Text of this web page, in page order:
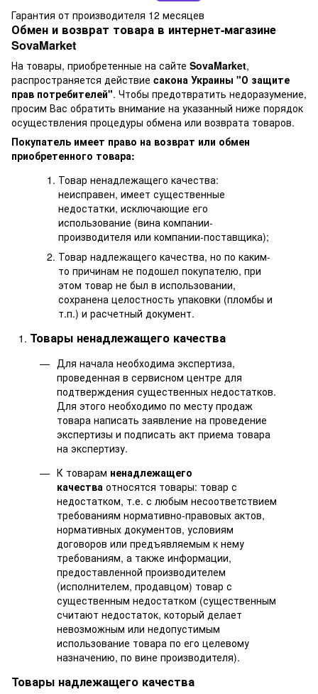
Гарантия от производителя 12 месяцев
Обмен и возврат товара в интернет-магазине
SovaMarket
На товары, приобретенные на сайте SovaMarket,
распространяется действие cакона Украины "О защите
прав потребителей". Чтобы предотвратить недоразумение,
просим Вас обратить внимание на указанный ниже порядок
осуществления процедуры обмена или возврата товаров.
Покупатель имеет право на возврат или обмен
приобретенного товара:
Товар ненадлежащего качества:
неисправен, имеет существенные
недостатки, исключающие его
использование (вина компании-
производителя или компании-поставщика);
Товар надлежащего качества, но по каким-
то причинам не подошел покупателю, при
этом товар не был в использовании,
сохранена целостность упаковки (пломбы и
т.п.) и расчетный документ.
Товары ненадлежащего качества
Для начала необходима экспертиза,
проведенная в сервисном центре для
подтверждения существенных недостатков.
Для этого необходимо по месту продаж
товара написать заявление на проведение
экспертизы и подписать акт приема товара
на экспертизу.
К товарам ненадлежащего
качества относятся товары: товар с
недостатком, т.е. с любым несоответствием
требованиям нормативно-правовых актов,
нормативных документов, условиям
договоров или предъявляемым к нему
требованиям, а также информации,
предоставленной производителем
(исполнителем, продавцом) товар с
существенным недостатком (существенным
считают недостаток, который делает
невозможным или недопустимым
использование товара по его целевому
назначению, по вине производителя).
Товары надлежащего качества